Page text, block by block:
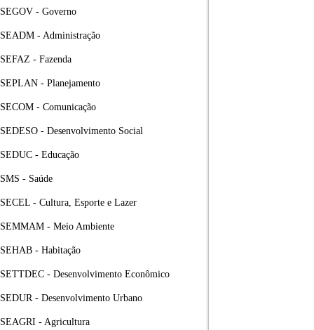
SEGOV - Governo
SEADM - Administração
SEFAZ - Fazenda
SEPLAN - Planejamento
SECOM - Comunicação
SEDESO - Desenvolvimento Social
SEDUC - Educação
SMS - Saúde
SECEL - Cultura, Esporte e Lazer
SEMMAM - Meio Ambiente
SEHAB - Habitação
SETTDEC - Desenvolvimento Econômico
SEDUR - Desenvolvimento Urbano
SEAGRI - Agricultura